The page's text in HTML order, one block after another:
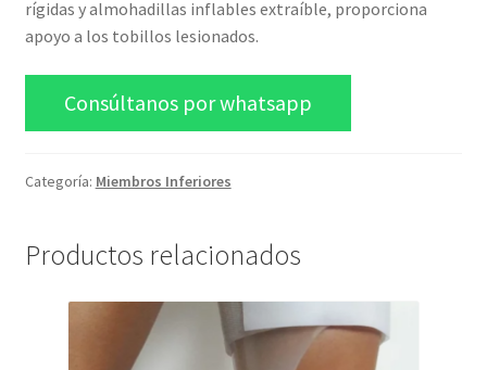
rígidas y almohadillas inflables extraíble, proporciona
apoyo a los tobillos lesionados.
Consúltanos por whatsapp
Categoría: Miembros Inferiores
Productos relacionados